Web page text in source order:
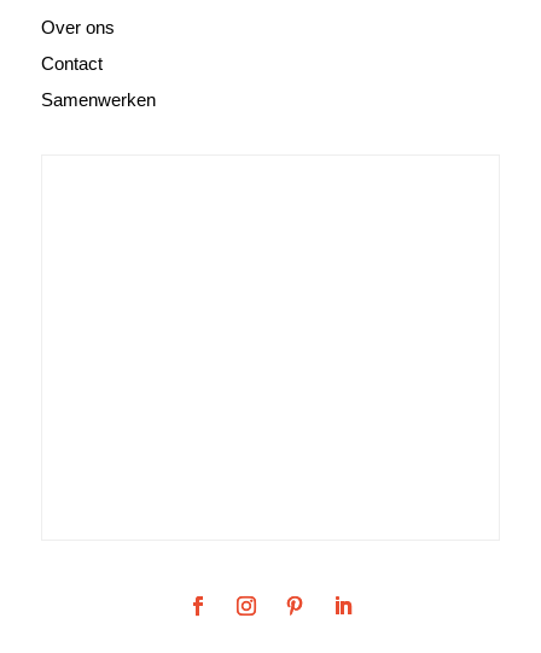
Over ons
Contact
Samenwerken